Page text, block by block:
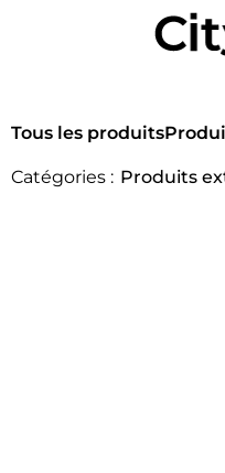
Tous les produits
Catégories : Produits